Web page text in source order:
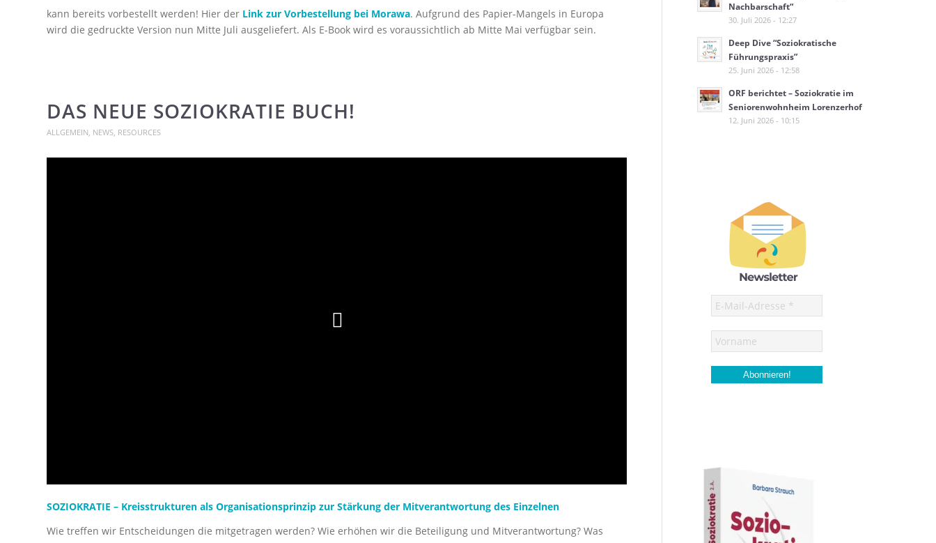
kann bereits vorbestellt werden! Hier der Link zur Vorbestellung bei Morawa. Aufgrund des Papier-Mangels in Europa
wird die gedruckte Version nun Mitte Juli ausgeliefert. Als E-Book wird es voraussichtlich ab Mitte Mai verfügbar sein.
DAS NEUE SOZIOKRATIE BUCH!
ALLGEMEIN, NEWS, RESOURCES
SOZIOKRATIE – Kreisstrukturen als Organisationsprinzip zur Stärkung der Mitverantwortung des Einzelnen
Wie treffen wir Entscheidungen die mitgetragen werden? Wie erhöhen wir die Beteiligung und Mitverantwortung? Was
Nachbarschaft“
30. Juli 2026 - 12:27
Deep Dive “Soziokratische
Führungspraxis”
25. Juni 2026 - 12:58
ORF berichtet – Soziokratie im
Seniorenwohnheim Lorenzerhof
12. Juni 2026 - 10:15